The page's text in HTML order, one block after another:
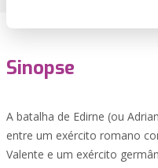
Sinopse
A batalha de Edirne (ou
entre um exército romano
Valente e um exército